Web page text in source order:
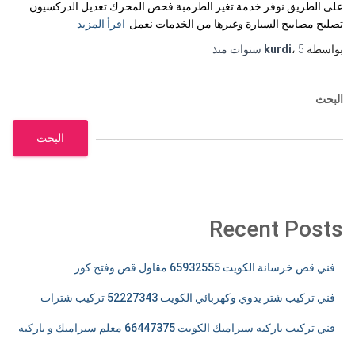
على الطريق نوفر خدمة تغير الطرمبة فحص المحرك تعديل الدركسيون
تصليح مصابيح السيارة وغيرها من الخدمات نعمل اقرأ المزيد
بواسطة
kurdi، 5 سنوات منذ
البحث
البحث
Recent Posts
فني قص خرسانة الكويت 65932555 مقاول قص وفتح كور
فني تركيب شتر يدوي وكهربائي الكويت 52227343 تركيب شترات
فني تركيب باركيه سيراميك الكويت 66447375 معلم سيراميك و باركيه